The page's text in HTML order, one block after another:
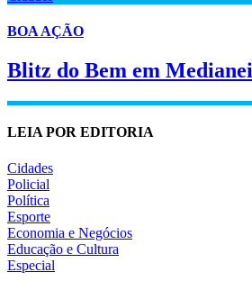
BOA AÇÃO
Blitz do Bem em
LEIA POR EDITORIA
Cidades
Policial
Política
Esporte
Economia e Negócios
Educação e Cultura
Especial